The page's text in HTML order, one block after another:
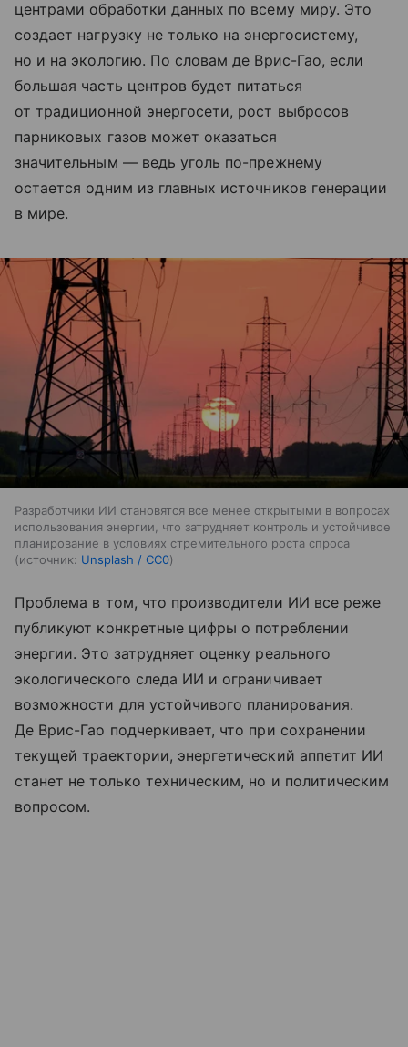
центрами обработки данных по всему миру. Это
создает нагрузку не только на энергосистему,
но и на экологию. По словам де Врис-Гао, если
большая часть центров будет питаться
от традиционной энергосети, рост выбросов
парниковых газов может оказаться
значительным — ведь уголь по-прежнему
остается одним из главных источников генерации
в мире.
Разработчики ИИ становятся все менее открытыми в вопросах
использования энергии, что затрудняет контроль и устойчивое
планирование в условиях стремительного роста спроса
источник: Unsplash / CC0
Проблема в том, что производители ИИ все реже
публикуют конкретные цифры о потреблении
энергии. Это затрудняет оценку реального
экологического следа ИИ и ограничивает
возможности для устойчивого планирования.
Де Врис-Гао подчеркивает, что при сохранении
текущей траектории, энергетический аппетит ИИ
станет не только техническим, но и политическим
вопросом.